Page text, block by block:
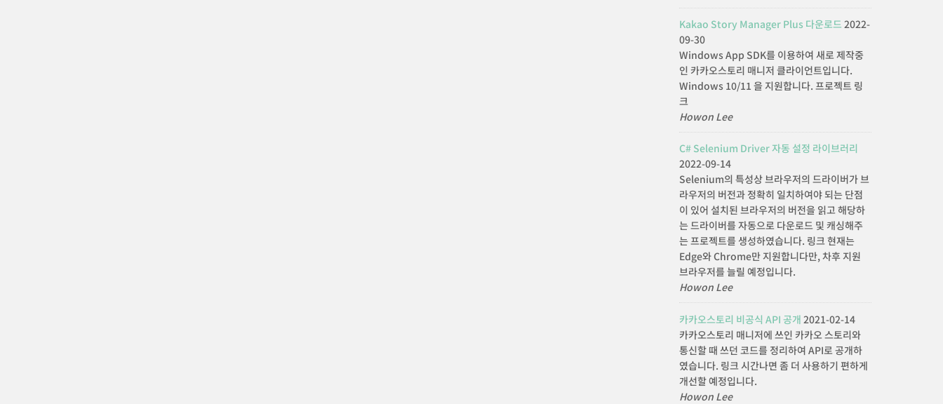
Kakao Story Manager Plus 다운로드 2022-
09-30
Windows App SDK를 이용하여 새로 제작중
인 카카오스토리 매니저 클라이언트입니다.
Windows 10/11 을 지원합니다. 프로젝트 링
크
Howon Lee
C# Selenium Driver 자동 설정 라이브러리
2022-09-14
Selenium의 특성상 브라우저의 드라이버가 브
라우저의 버전과 정확히 일치하여야 되는 단점
이 있어 설치된 브라우저의 버전을 읽고 해당하
는 드라이버를 자동으로 다운로드 및 캐싱해주
는 프로젝트를 생성하였습니다. 링크 현재는
Edge와 Chrome만 지원합니다만, 차후 지원
브라우저를 늘릴 예정입니다.
Howon Lee
카카오스토리 비공식 API 공개 2021-02-14
카카오스토리 매니저에 쓰인 카카오 스토리와
통신할 때 쓰던 코드를 정리하여 API로 공개하
였습니다. 링크 시간나면 좀 더 사용하기 편하게
개선할 예정입니다.
Howon Lee